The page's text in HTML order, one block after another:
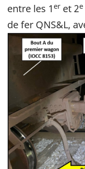
entre les 1 er et 2e
de fer QNS&L,
Image